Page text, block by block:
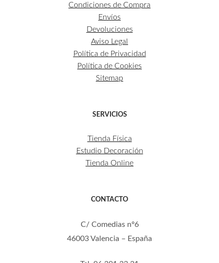
Condiciones de Compra
Envíos
Devoluciones
Aviso Legal
Política de Privacidad
Política de Cookies
Sitemap
SERVICIOS
Tienda Física
Estudio Decoración
Tienda Online
CONTACTO
C/ Comedias nº6
46003 Valencia – España